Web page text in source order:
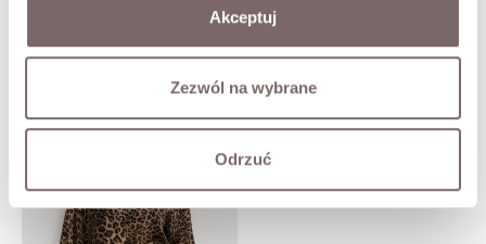
Akceptuj
Zezwól na wybrane
Odrzuć
Selena Embroidered Blouse